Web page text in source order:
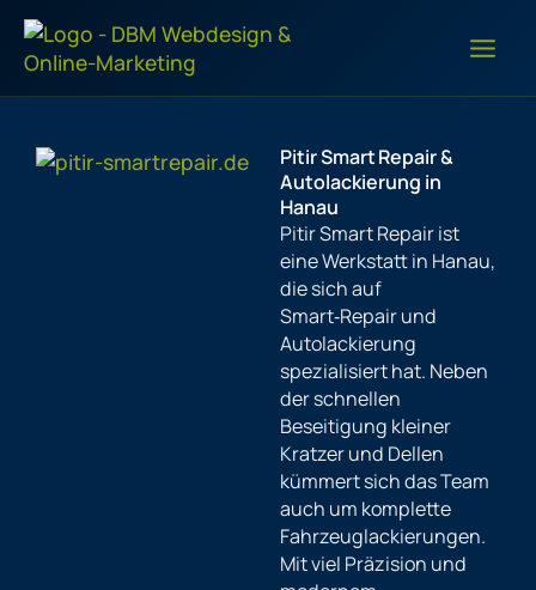
Zum
Inhalt
springen
Pitir Smart Repair &
Autolackierung in
Hanau
Pitir Smart Repair ist
eine Werkstatt in Hanau,
die sich auf
Smart‑Repair und
Autolackierung
spezialisiert hat. Neben
der schnellen
Beseitigung kleiner
Kratzer und Dellen
kümmert sich das Team
auch um komplette
Fahrzeuglackierungen.
Mit viel Präzision und